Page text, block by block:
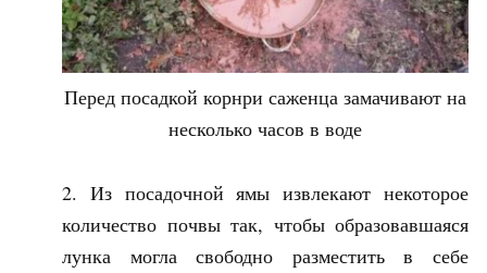
Перед посадкой корнри саженца замачивают на
несколько часов в воде
Из посадочной ямы извлекают некоторое
количество почвы так, чтобы образовавшаяся
лунка могла свободно разместить в себе